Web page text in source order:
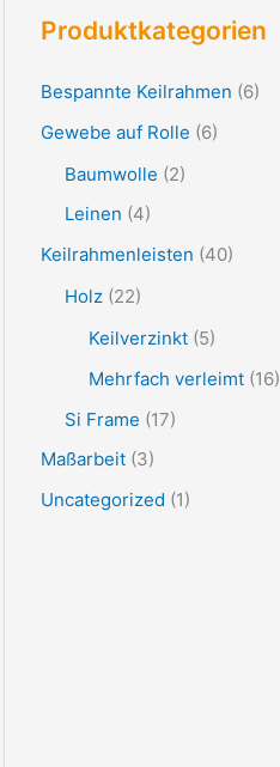
h
e
h
Produktkategorien
Bespannte Keilrahmen (6)
Gewebe auf Rolle (6)
Baumwolle (2)
Leinen (4)
Keilrahmenleisten (40)
Holz (22)
Keilverzinkt (5)
Mehrfach verleimt (16)
Si Frame (17)
Maßarbeit (3)
Uncategorized (1)